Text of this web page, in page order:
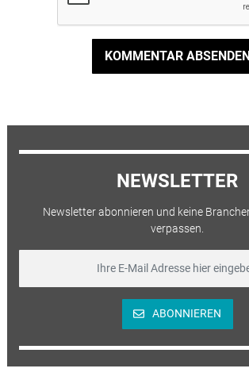
KOMMENTAR
NEWSLETTER
Newsletter abonnieren und keine
verpassen.
ABONNIEREN